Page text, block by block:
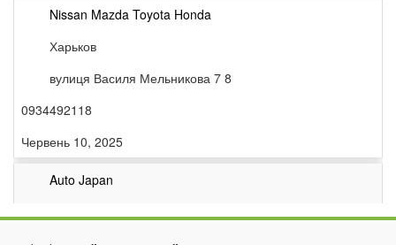
Nissan Mazda Toyota Honda
Харьков
вулиця Василя Мельникова 7 8
0934492118
Червень 10, 2025
Auto Japan